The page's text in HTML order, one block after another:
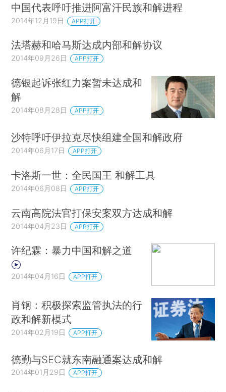
中国代表呼吁推进阿富汗民族和解进程
2014年12月19日 APP打开
法塔赫和哈马斯达成内部和解协议
2014年09月26日 APP打开
德银起诉张红力案暂未达成和
解
2014年08月28日 APP打开
沙特呼吁伊拉克尽快组建全国和解政府
2014年06月17日 APP打开
卡洛斯一世：全民国王 和解工具
2014年06月08日 APP打开
云南高院法官打保安案双方达成和解
2014年04月23日 APP打开
许纪霖：暴力中国和解之道
2014年04月16日 APP打开
肖钢：积极探索监管执法的行
政和解新模式
2014年02月19日 APP打开
德勤与SEC就东南融通案达成和解
2014年01月29日 APP打开